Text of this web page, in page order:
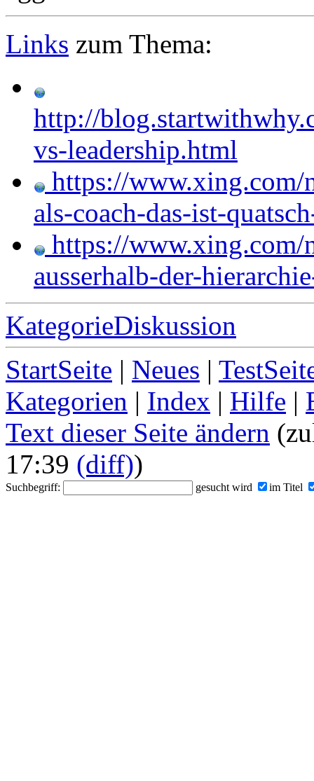
Links zum Thema:
http://
vs-leadership.html
https://
als-coach-das-ist-
https://www.xing.com/
ausserhalb-der-
KategorieDiskussion
StartSeite | Neues |
Kategorien | Index | Hilfe |
Text dieser Seite ändern
17:39 (diff))
Suchbegriff: gesucht wird im Titel